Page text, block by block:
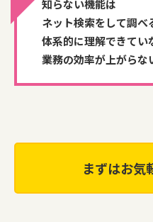
知らない機能は
ネット検索をして調べ
体系的に理解できてい
業務の効率が上がらな
まずはお気